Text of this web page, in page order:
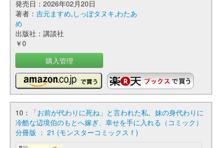
発売日：2026年02月20日
著者： 吉元ますめ, しっぽタヌキ,わたあ
め
出版社：講談社
￥0
購入管理
10：
「お前が代わりに死ね」と言われた私。妹の身代わりに
冷酷な辺境伯のもとへ嫁ぎ、幸せを手に入れる（コミック）
分冊版 ： 21 (モンスターコミックスｆ)